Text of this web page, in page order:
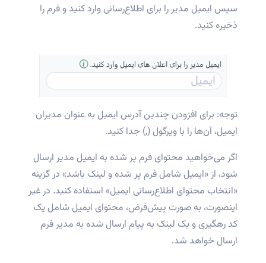
سپس ایمیل مدیر را برای اطلاع‌رسانی وارد کنید و فرم را
ذخیره کنید.
توجه: برای افزودن چندین آدرس ایمیل به عنوان مدیران
ایمیل، آن‌ها را با ویرگول (,) جدا کنید.
اگر می‌خواهید محتوای فرم پر شده به ایمیل مدیر ارسال
شود، از «ایمیل شامل فرم پر شده و لینک باشد» در گزینه
«انتخاب محتوای اطلاع‌رسانی ایمیل» استفاده کنید. در غیر
اینصورت، به صورت پیش‌فرض، محتوای ایمیل شامل یک
کد رهگیری و یک لینک به پیام ارسال شده به مدیر فرم
ارسال خواهد شد.